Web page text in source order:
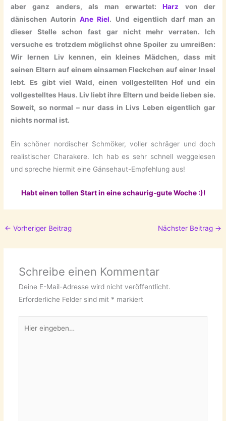
aber ganz anders, als man erwartet:Harz von der
dänischen AutorinAne Riel. Und eigentlich darf man an
dieser Stelle schon fast gar nicht mehr verraten. Ich
versuche es trotzdem möglichst ohne Spoiler zu umreißen:
Wir lernen Liv kennen, ein kleines Mädchen, dass mit
seinen Eltern auf einem einsamen Fleckchen auf einer Insel
lebt. Es gibt viel Wald, einen vollgestellten Hof und ein
vollgestelltes Haus. Liv liebt ihre Eltern und beide lieben sie.
Soweit, so normal – nur dass in Livs Leben eigentlich gar
nichts normal ist.
Ein schöner nordischer Schmöker, voller schräger und doch
realistischer Charakere. Ich hab es sehr schnell weggelesen
und spreche hiermit eine Gänsehaut-Empfehlung aus!
Habt einen tollen Start in eine schaurig-gute Woche :)!
← Vorheriger Beitrag Nächster Beitrag →
Schreibe einen Kommentar
Deine E-Mail-Adresse wird nicht veröffentlicht.
Erforderliche Felder sind mit * markiert
eingeben…